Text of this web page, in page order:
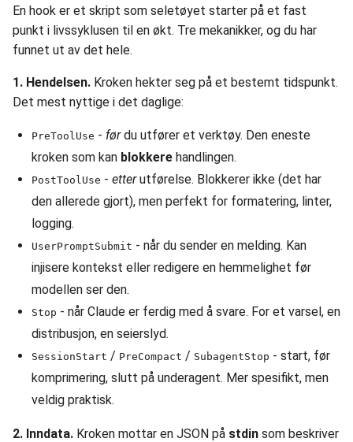
En hook er et skript som seletøyet starter på et fast
punkt i livssyklusen til en økt. Tre mekanikker, og du har
funnet ut av det hele.
1. Hendelsen. Kroken hekter seg på et bestemt tidspunkt.
Det mest nyttige i det daglige:
PreToolUse - førdu utfører et verktøy. Den eneste
kroken som kan blokkere handlingen.
PostToolUse - etterutførelse. Blokkerer ikke (det har
den allerede gjort), men perfekt for formatering, linter,
logging.
UserPromptSubmit - når du sender en melding. Kan
injisere kontekst eller redigere en hemmelighet før
modellen ser den.
Stop - når Claude er ferdig med å svare. For et varsel, en
distribusjon, en seierslyd.
SessionStart / PreCompact / SubagentStop - start, før
komprimering, slutt på underagent. Mer spesifikt, men
veldig praktisk.
2. Inndata. Kroken mottar en JSON på stdin som beskriver